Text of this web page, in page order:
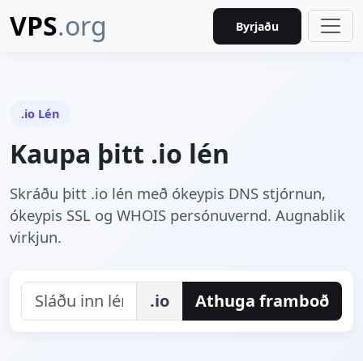
VPS.org Byrjaðu
.io Lén
Kaupa þitt .io lén
Skráðu þitt .io lén með ókeypis DNS stjórnun,
ókeypis SSL og WHOIS persónuvernd. Augnablik
virkjun.
.io Athuga framboð